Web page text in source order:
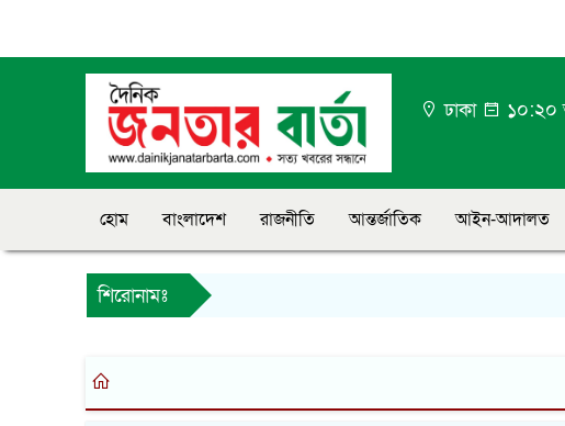
ঢাকা
১০:২০
হোম বাংলাদেশ রাজনীতি আন্তর্জাতিক আইন-আদালত
শিরোনামঃ